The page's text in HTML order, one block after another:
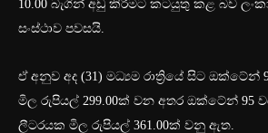
10.00 බැගින් අඩු කිරීමට කටයුතු කළ බව
සංස්ථාව පවසයි.
ඒ අනුව අද (31) මධ්‍යම රාත්‍රියේ සිට ඔක්ටේන්
මිල රුපියල් 299.00ක් වන අතර ඔක්ටේන් 95
ලීටරයක මිල රුපියල් 361.00ක් වනු ඇත.